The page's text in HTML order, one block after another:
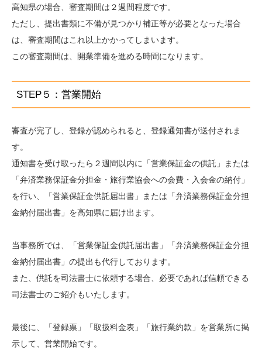
高知県の場合、審査期間は２週間程度です。
ただし、提出書類に不備が見つかり補正等が必要となった場合
は、審査期間はこれ以上かかってしまいます。
この審査期間は、開業準備を進める時間になります。
STEP５：営業開始
審査が完了し、登録が認められると、登録通知書が送付されま
す。
通知書を受け取ったら２週間以内に「営業保証金の供託」または
「弁済業務保証金分担金・旅行業協会への会費・入会金の納付」
を行い、「営業保証金供託届出書」または「弁済業務保証金分担
金納付届出書」を高知県に届け出ます。
当事務所では、「営業保証金供託届出書」「弁済業務保証金分担
金納付届出書」の提出も代行しております。
また、供託を司法書士に依頼する場合、必要であれば信頼できる
司法書士のご紹介もいたします。
最後に、「登録票」「取扱料金表」「旅行業約款」を営業所に掲
示して、営業開始です。